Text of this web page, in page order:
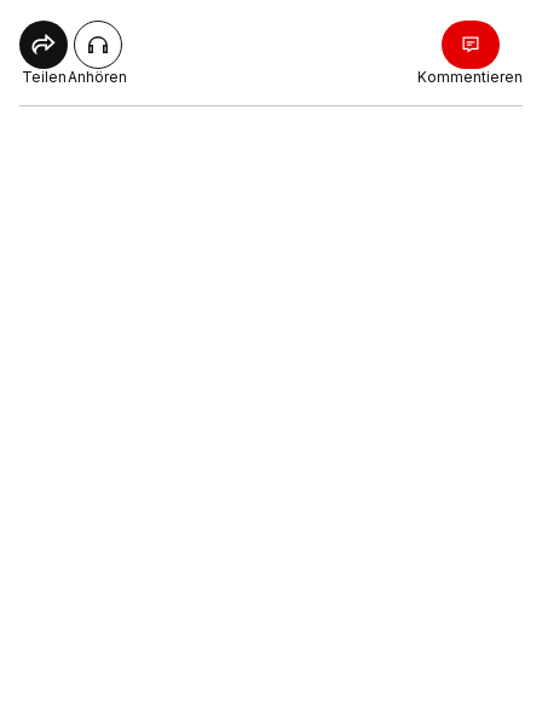
TeilenAnhören Kommentieren